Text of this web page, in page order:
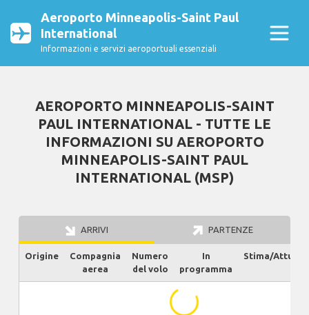
Aeroporto Minneapolis-Saint Paul
International
Informazioni e servizi aeroportuali essenziali
AEROPORTO MINNEAPOLIS-SAINT
PAUL INTERNATIONAL - TUTTE LE
INFORMAZIONI SU AEROPORTO
MINNEAPOLIS-SAINT PAUL
INTERNATIONAL (MSP)
ARRIVI PARTENZE
Origine
Compagnia
aerea
Numero
del volo
In
programma
Stima/Attuale
...